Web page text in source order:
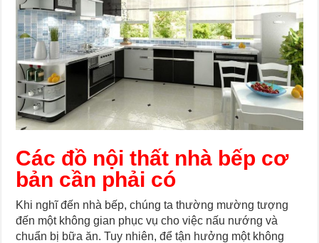
Các đồ nội thất nhà bếp cơ
bản cần phải có
Khi nghĩ đến nhà bếp, chúng ta thường mường tượng
đến một không gian phục vụ cho việc nấu nướng và
chuẩn bị bữa ăn. Tuy nhiên, để tận hưởng một không